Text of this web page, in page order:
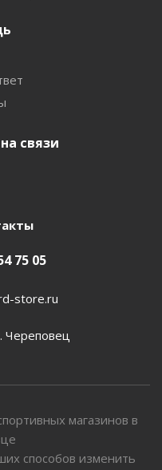
связи
75 05
store.ru
Череповец
магазинов в
способов изменить